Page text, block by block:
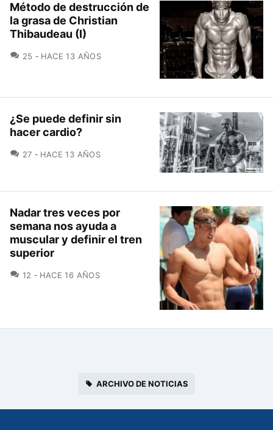
Método de destrucción de
la grasa de Christian
Thibaudeau (I)
25 COMENTARIOS
HACE 13 AÑOS
¿Se puede definir sin
hacer cardio?
27 COMENTARIOS
HACE 13 AÑOS
Nadar tres veces por
semana nos ayuda a
muscular y definir el tren
superior
12 COMENTARIOS
HACE 16 AÑOS
ARCHIVO DE NOTICIAS